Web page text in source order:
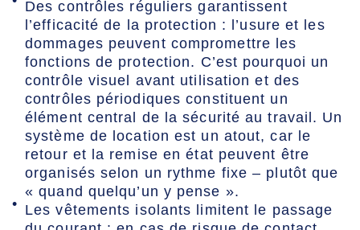
Des contrôles réguliers garantissent
l’efficacité de la protection : l’usure et les
dommages peuvent compromettre les
fonctions de protection. C’est pourquoi un
contrôle visuel avant utilisation et des
contrôles périodiques constituent un
élément central de la sécurité au travail. Un
système de location est un atout, car le
retour et la remise en état peuvent être
organisés selon un rythme fixe – plutôt que
« quand quelqu’un y pense ».
Les vêtements isolants limitent le passage